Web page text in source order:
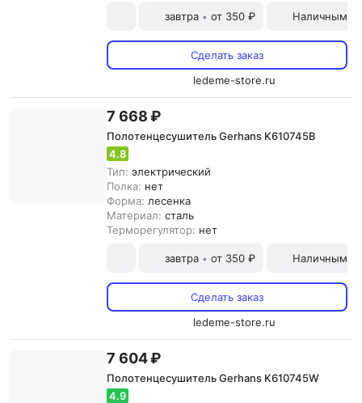
завтра • от 350 ₽ Наличными
Сделать заказ
ledeme-store.ru
7 668 ₽
Полотенцесушитель Gerhans K610745B
4.8
Тип: электрический
Полка: нет
Форма: лесенка
Материал: сталь
Терморегулятор: нет
завтра • от 350 ₽ Наличными
Сделать заказ
ledeme-store.ru
7 604 ₽
Полотенцесушитель Gerhans K610745W
4.9